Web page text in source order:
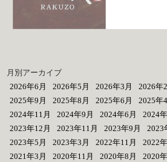
月別アーカイブ
2026年6月
2026年5月 2026年3月 2026年
2025年9月
2025年8月 2025年6月 2025年
2024年11月
2024年9月 2024年6月 2024
2023年12月
2023年11月 2023年9月 2023
2023年5月
2023年3月 2022年11月 2022
2021年3月
2020年11月 2020年8月 2020